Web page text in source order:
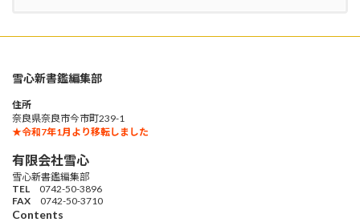
雪心新書鑑編集部
住所
奈良県奈良市今市町239-1
★令和7年1月より移転しました
有限会社雪心
雪心新書鑑編集部
TEL 0742-50-3896
FAX 0742-50-3710
Contents